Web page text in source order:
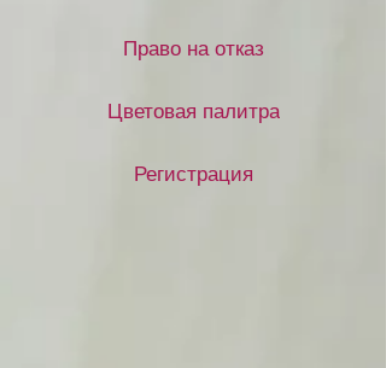
Право на отказ
Цветовая палитра
Регистрация